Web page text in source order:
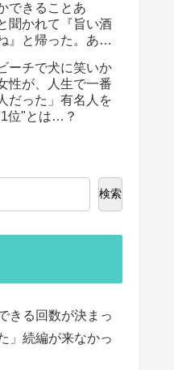
できることあ
聞かれて『旨い酒
』と帰った。あれ
の後悔談…
ーチで犬に笑いか
性が、人生で一番
だった」有名人を
位"とは…？
検索
きる回数が決まっ
」続編が来なかっ